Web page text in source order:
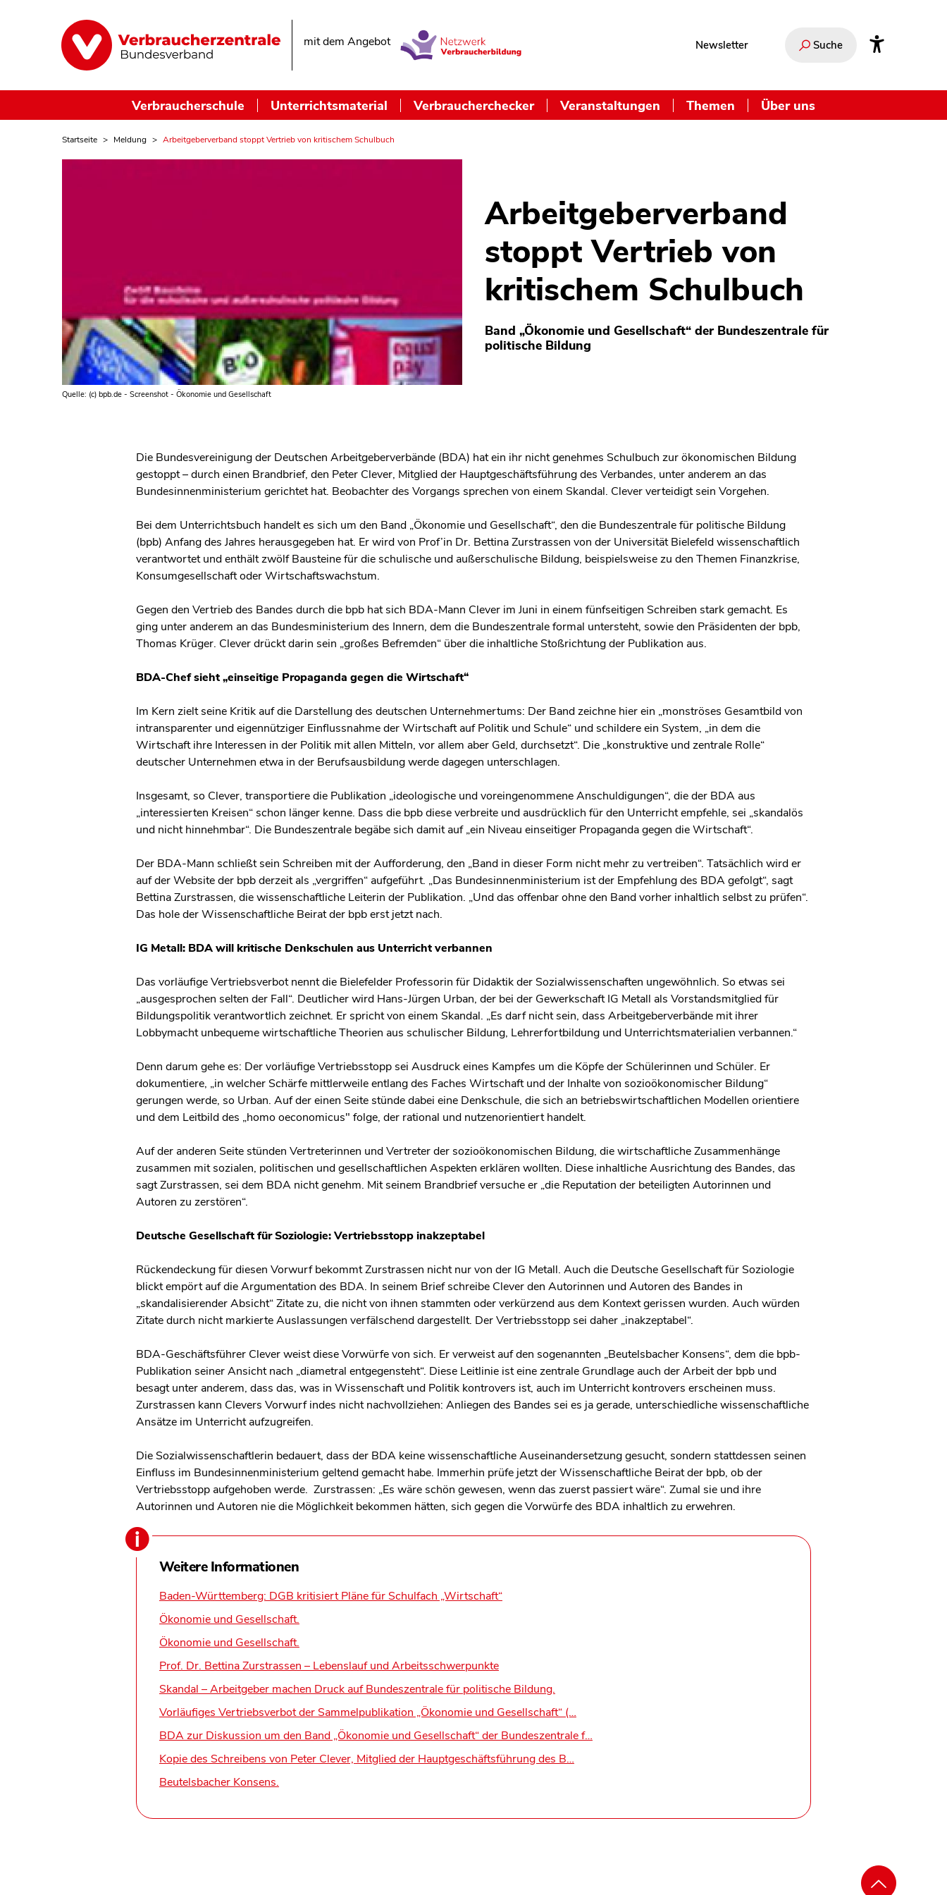
mit dem Angebot Newsletter Suche
Verbraucherschule Unterrichtsmaterial Verbraucherchecker Veranstaltungen Themen Über uns
Startseite Meldung Arbeitgeberverband stoppt Vertrieb von kritischem Schulbuch
Quelle: (c) bpb.de - Screenshot - Ökonomie und Gesellschaft
Arbeitgeberverband
stoppt Vertrieb von
kritischem Schulbuch
Band „Ökonomie und Gesellschaft“ der Bundeszentrale für
politische Bildung
Die Bundesvereinigung der Deutschen Arbeitgeberverbände (BDA) hat ein ihr nicht genehmes Schulbuch zur ökonomischen Bildung
gestoppt – durch einen Brandbrief, den Peter Clever, Mitglied der Hauptgeschäftsführung des Verbandes, unter anderem an das
Bundesinnenministerium gerichtet hat. Beobachter des Vorgangs sprechen von einem Skandal. Clever verteidigt sein Vorgehen.
Bei dem Unterrichtsbuch handelt es sich um den Band „Ökonomie und Gesellschaft“, den die Bundeszentrale für politische Bildung
(bpb) Anfang des Jahres herausgegeben hat. Er wird von Prof’in Dr. Bettina Zurstrassen von der Universität Bielefeld wissenschaftlich
verantwortet und enthält zwölf Bausteine für die schulische und außerschulische Bildung, beispielsweise zu den Themen Finanzkrise,
Konsumgesellschaft oder Wirtschaftswachstum.
Gegen den Vertrieb des Bandes durch die bpb hat sich BDA-Mann Clever im Juni in einem fünfseitigen Schreiben stark gemacht. Es
ging unter anderem an das Bundesministerium des Innern, dem die Bundeszentrale formal untersteht, sowie den Präsidenten der bpb,
Thomas Krüger. Clever drückt darin sein „großes Befremden“ über die inhaltliche Stoßrichtung der Publikation aus.
BDA-Chef sieht „einseitige Propaganda gegen die Wirtschaft“
Im Kern zielt seine Kritik auf die Darstellung des deutschen Unternehmertums: Der Band zeichne hier ein „monströses Gesamtbild von
intransparenter und eigennütziger Einflussnahme der Wirtschaft auf Politik und Schule“ und schildere ein System, „in dem die
Wirtschaft ihre Interessen in der Politik mit allen Mitteln, vor allem aber Geld, durchsetzt“. Die „konstruktive und zentrale Rolle“
deutscher Unternehmen etwa in der Berufsausbildung werde dagegen unterschlagen.
Insgesamt, so Clever, transportiere die Publikation „ideologische und voreingenommene Anschuldigungen“, die der BDA aus
„interessierten Kreisen“ schon länger kenne. Dass die bpb diese verbreite und ausdrücklich für den Unterricht empfehle, sei „skandalös
und nicht hinnehmbar“. Die Bundeszentrale begäbe sich damit auf „ein Niveau einseitiger Propaganda gegen die Wirtschaft“.
Der BDA-Mann schließt sein Schreiben mit der Aufforderung, den „Band in dieser Form nicht mehr zu vertreiben“. Tatsächlich wird er
auf der Website der bpb derzeit als „vergriffen“ aufgeführt. „Das Bundesinnenministerium ist der Empfehlung des BDA gefolgt“, sagt
Bettina Zurstrassen, die wissenschaftliche Leiterin der Publikation. „Und das offenbar ohne den Band vorher inhaltlich selbst zu prüfen“.
Das hole der Wissenschaftliche Beirat der bpb erst jetzt nach.
IG Metall: BDA will kritische Denkschulen aus Unterricht verbannen
Das vorläufige Vertriebsverbot nennt die Bielefelder Professorin für Didaktik der Sozialwissenschaften ungewöhnlich. So etwas sei
„ausgesprochen selten der Fall“. Deutlicher wird Hans-Jürgen Urban, der bei der Gewerkschaft IG Metall als Vorstandsmitglied für
Bildungspolitik verantwortlich zeichnet. Er spricht von einem Skandal. „Es darf nicht sein, dass Arbeitgeberverbände mit ihrer
Lobbymacht unbequeme wirtschaftliche Theorien aus schulischer Bildung, Lehrerfortbildung und Unterrichtsmaterialien verbannen.“
Denn darum gehe es: Der vorläufige Vertriebsstopp sei Ausdruck eines Kampfes um die Köpfe der Schülerinnen und Schüler. Er
dokumentiere, „in welcher Schärfe mittlerweile entlang des Faches Wirtschaft und der Inhalte von sozioökonomischer Bildung“
gerungen werde, so Urban. Auf der einen Seite stünde dabei eine Denkschule, die sich an betriebswirtschaftlichen Modellen orientiere
und dem Leitbild des „homo oeconomicus" folge, der rational und nutzenorientiert handelt.
Auf der anderen Seite stünden Vertreterinnen und Vertreter der sozioökonomischen Bildung, die wirtschaftliche Zusammenhänge
zusammen mit sozialen, politischen und gesellschaftlichen Aspekten erklären wollten. Diese inhaltliche Ausrichtung des Bandes, das
sagt Zurstrassen, sei dem BDA nicht genehm. Mit seinem Brandbrief versuche er „die Reputation der beteiligten Autorinnen und
Autoren zu zerstören“.
Deutsche Gesellschaft für Soziologie: Vertriebsstopp inakzeptabel
Rückendeckung für diesen Vorwurf bekommt Zurstrassen nicht nur von der IG Metall. Auch die Deutsche Gesellschaft für Soziologie
blickt empört auf die Argumentation des BDA. In seinem Brief schreibe Clever den Autorinnen und Autoren des Bandes in
„skandalisierender Absicht“ Zitate zu, die nicht von ihnen stammten oder verkürzend aus dem Kontext gerissen wurden. Auch würden
Zitate durch nicht markierte Auslassungen verfälschend dargestellt. Der Vertriebsstopp sei daher „inakzeptabel“.
BDA-Geschäftsführer Clever weist diese Vorwürfe von sich. Er verweist auf den sogenannten „Beutelsbacher Konsens“, dem die bpb-
Publikation seiner Ansicht nach „diametral entgegensteht“. Diese Leitlinie ist eine zentrale Grundlage auch der Arbeit der bpb und
besagt unter anderem, dass das, was in Wissenschaft und Politik kontrovers ist, auch im Unterricht kontrovers erscheinen muss.
Zurstrassen kann Clevers Vorwurf indes nicht nachvollziehen: Anliegen des Bandes sei es ja gerade, unterschiedliche wissenschaftliche
Ansätze im Unterricht aufzugreifen.
Die Sozialwissenschaftlerin bedauert, dass der BDA keine wissenschaftliche Auseinandersetzung gesucht, sondern stattdessen seinen
Einfluss im Bundesinnenministerium geltend gemacht habe. Immerhin prüfe jetzt der Wissenschaftliche Beirat der bpb, ob der
Vertriebsstopp aufgehoben werde. Zurstrassen: „Es wäre schön gewesen, wenn das zuerst passiert wäre“. Zumal sie und ihre
Autorinnen und Autoren nie die Möglichkeit bekommen hätten, sich gegen die Vorwürfe des BDA inhaltlich zu erwehren.
Weitere Informationen
Baden-Württemberg: DGB kritisiert Pläne für Schulfach „Wirtschaft“
Ökonomie und Gesellschaft.
Ökonomie und Gesellschaft.
Prof. Dr. Bettina Zurstrassen – Lebenslauf und Arbeitsschwerpunkte
Skandal – Arbeitgeber machen Druck auf Bundeszentrale für politische Bildung.
Vorläufiges Vertriebsverbot der Sammelpublikation „Ökonomie und Gesellschaft“ (…
BDA zur Diskussion um den Band „Ökonomie und Gesellschaft“ der Bundeszentrale f…
Kopie des Schreibens von Peter Clever, Mitglied der Hauptgeschäftsführung des B…
Beutelsbacher Konsens.